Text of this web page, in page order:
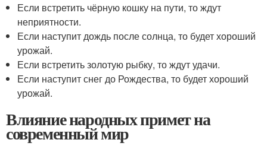
Если встретить чёрную кошку на пути, то ждут
неприятности.
Если наступит дождь после солнца, то будет хороший
урожай.
Если встретить золотую рыбку, то ждут удачи.
Если наступит снег до Рождества, то будет хороший
урожай.
Влияние народных примет на
современный мир